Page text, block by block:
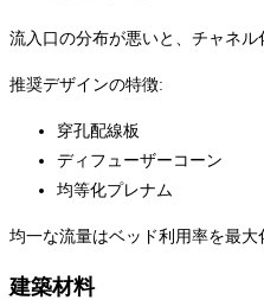
流入口の分布が悪いと、チャネル
推奨デザインの特徴:
穿孔配線板
ディフューザーコーン
均等化プレナム
均一な流量はベッド利用率を最大
建築材料